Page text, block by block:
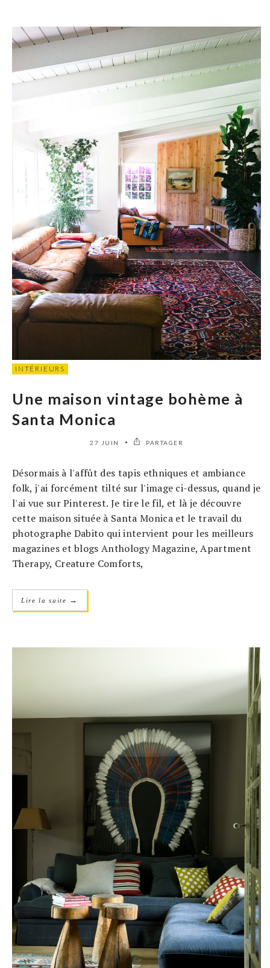
INTÉRIEURS
Une maison vintage bohème à
Santa Monica
27 JUIN PARTAGER
Désormais à l'affût des tapis ethniques et ambiance
folk, j'ai forcément tilté sur l'image ci-dessus, quand je
l'ai vue sur Pinterest. Je tire le fil, et là je découvre
cette maison située à Santa Monica et le travail du
photographe Dabito qui intervient pour les meilleurs
magazines et blogs Anthology Magazine, Apartment
Therapy, Creature Comforts,
Lire la suite →